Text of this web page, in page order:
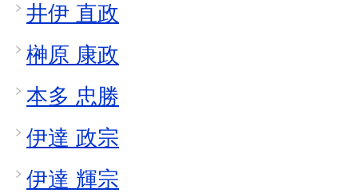
井伊 直政
榊原 康政
本多 忠勝
伊達 政宗
伊達 輝宗